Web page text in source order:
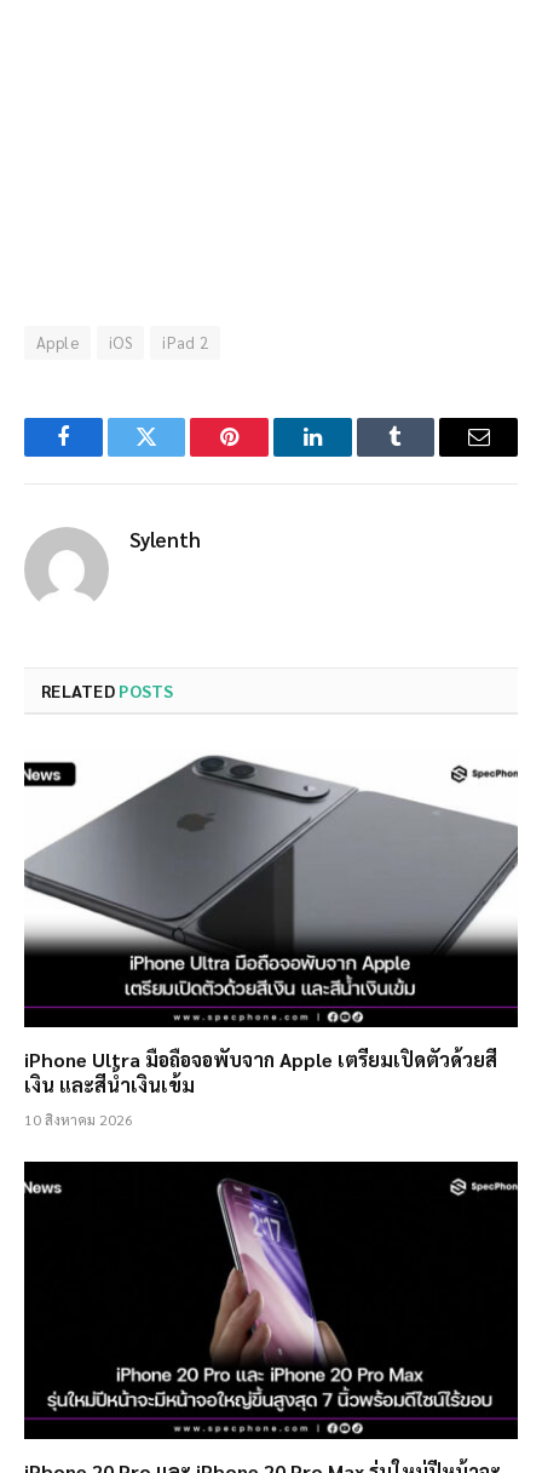
Apple iOS iPad 2
FacebookTwitter Pinterest LinkedInTumblr Email
Sylenth
RELATED POSTS
iPhone Ultra มือถือจอพับจาก Apple เตรียมเปิดตัวด้วยสี
เงิน และสีน้ำเงินเข้ม
10 สิงหาคม 2026